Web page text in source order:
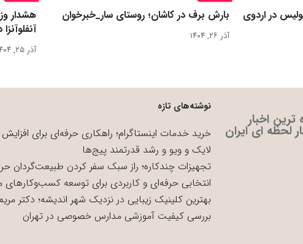
در اردوی
بارش برف در کاشان؛ روستای سار_خبرخوان
آذر ۲۶, ۱۴۰۴
هشدار
آذر ۲۵, ۱۴۰۴
اخبار
لحظه ای ایران
نوشته‌های تازه
خرید خدمات اینستاگرام؛ راهکاری حرفه‌ای برای افزایش
لایک و ویو و رشد قدرتمند پیج‌ها
تجهیزات چندکاره؛ راز سبک سفر کردن طبیعت‌گردان
انتخابی حرفه‌ای و کاربردی برای توسعه کسب‌وکارهای
بهترین کلینیک زیبایی در نزدیک شهر اندیشه؛ دکتر
بررسی کیفیت آموزشی مدارس خصوصی در تهران